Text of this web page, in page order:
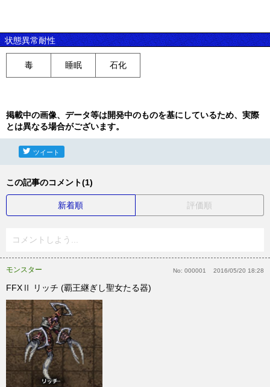
状態異常耐性
毒 睡眠 石化
掲載中の画像、データ等は開発中のものを基にしているため、実際
とは異なる場合がございます。
ツイート
この記事のコメント(1)
新着順 評価順
コメントしよう...
モンスター No: 000001 2016/05/20 18:28
FFXⅡ リッチ (覇王継ぎし聖女たる器)